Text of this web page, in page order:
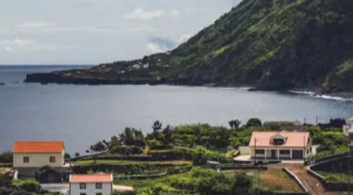
Unterkunft